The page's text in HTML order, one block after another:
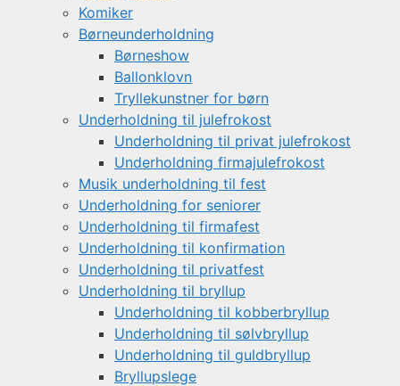
Komiker
Børneunderholdning
Børneshow
Ballonklovn
Tryllekunstner for børn
Underholdning til julefrokost
Underholdning til privat julefrokost
Underholdning firmajulefrokost
Musik underholdning til fest
Underholdning for seniorer
Underholdning til firmafest
Underholdning til konfirmation
Underholdning til privatfest
Underholdning til bryllup
Underholdning til kobberbryllup
Underholdning til sølvbryllup
Underholdning til guldbryllup
Bryllupslege